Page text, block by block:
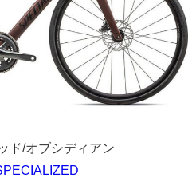
ド/オブシディアン